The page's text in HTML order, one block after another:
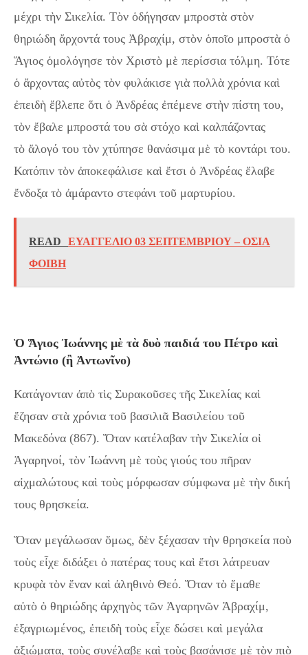
μέχρι τὴν Σικελία. Τὸν ὁδήγησαν μπροστὰ στὸν
θηριώδη ἄρχοντά τους Ἀβραχίμ, στὸν ὁποῖο μπροστὰ ὁ
Ἅγιος ὁμολόγησε τὸν Χριστὸ μὲ περίσσια τόλμη. Τότε
ὁ ἄρχοντας αὐτὸς τὸν φυλάκισε γιὰ πολλὰ χρόνια καὶ
ἐπειδὴ ἔβλεπε ὅτι ὁ Ἀνδρέας ἐπέμενε στὴν πίστη του,
τὸν ἔβαλε μπροστά του σὰ στόχο καὶ καλπάζοντας
τὸ ἄλογό του τὸν χτύπησε θανάσιμα μὲ τὸ κοντάρι του.
Κατόπιν τὸν ἀποκεφάλισε καὶ ἔτσι ὁ Ἀνδρέας ἔλαβε
ἔνδοξα τὸ ἀμάραντο στεφάνι τοῦ μαρτυρίου.
READ
ΕΥΑΓΓΕΛΙΟ 03 ΣΕΠΤΕΜΒΡΙΟΥ – ΟΣΙΑ
ΦΟΙΒΗ
Ὁ Ἅγιος Ἰωάννης μὲ τὰ δυὸ παιδιά του Πέτρο καὶ
Ἀντώνιο (ἢ Ἀντωνῖνο)
Κατάγονταν ἀπὸ τὶς Συρακοῦσες τῆς Σικελίας καὶ
ἔζησαν στὰ χρόνια τοῦ βασιλιᾶ Βασιλείου τοῦ
Μακεδόνα (867). Ὅταν κατέλαβαν τὴν Σικελία οἱ
Ἀγαρηνοί, τὸν Ἰωάννη μὲ τοὺς γιούς του πῆραν
αἰχμαλώτους καὶ τοὺς μόρφωσαν σύμφωνα μὲ τὴν δική
τους θρησκεία.
Ὅταν μεγάλωσαν ὅμως, δὲν ξέχασαν τὴν θρησκεία ποὺ
τοὺς εἶχε διδάξει ὁ πατέρας τους καὶ ἔτσι λάτρευαν
κρυφὰ τὸν ἕναν καὶ ἀληθινὸ Θεό. Ὅταν τὸ ἔμαθε
αὐτὸ ὁ θηριώδης ἀρχηγὸς τῶν Ἀγαρηνῶν Ἀβραχίμ,
ἐξαγριωμένος, ἐπειδὴ τοὺς εἶχε δώσει καὶ μεγάλα
ἀξιώματα, τοὺς συνέλαβε καὶ τοὺς βασάνισε μὲ τὸν πιὸ